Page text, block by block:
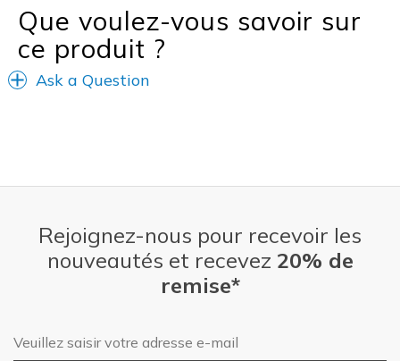
Que voulez-vous savoir sur
ce produit ?
Ask a Question
Rejoignez-nous pour recevoir les
nouveautés et recevez 20% de
remise*
Adresse e-mail